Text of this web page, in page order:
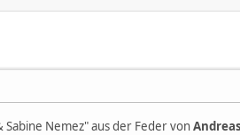
Nemez" aus der Feder von